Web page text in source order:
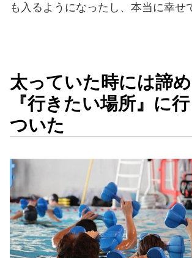
も入るようになったし、本当に幸せ
太っていた時には諦
『行きたい場所』に
ついた